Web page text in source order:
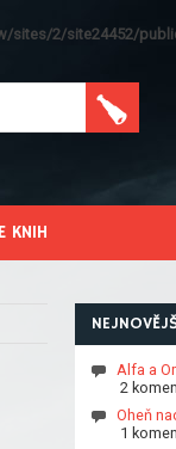
sites/2/site24452/
KNIH
Alfa a
2
Oheň
1